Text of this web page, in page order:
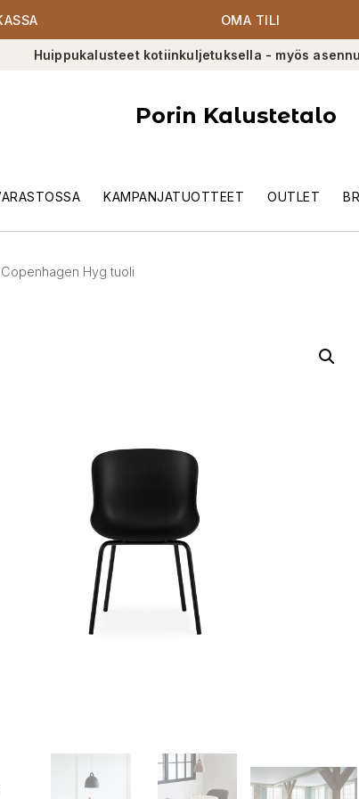
OMA TILI
Huippukalusteet kotiinkuljetuksella - myös
Porin Kalustetalo
KAMPANJATUOTTEET OUTLET
Hyg tuoli